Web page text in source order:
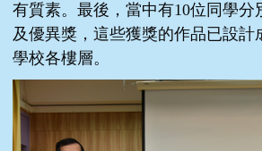
有質素。最後，當中有10位同學分
及優異獎，這些獲獎的作品已設計
學校各樓層。